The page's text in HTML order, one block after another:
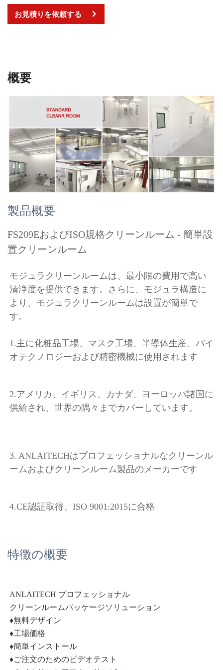
お見積りを依頼する
概要
製品概要
FS209EおよびISO規格クリーンルーム - 簡単設
置クリーンルーム
モジュラクリーンルームは、最小限の費用で高い
清浄度を提供できます。さらに、モジュラ構造に
より、モジュラクリーンルームは設置が簡単で
す。
1.主に化粧品工場、マスク工場、半導体生産、バイ
オテクノロジーおよび精密機械に使用されます
2.アメリカ、イギリス、カナダ、ヨーロッパ諸国に
供給され、世界の隅々までカバーしています。
3. ANLAITECHはプロフェッショナルなクリーンル
ームおよびクリーンルーム製品のメーカーです
4.CE認証取得、ISO 9001:2015に合格
特徴の概要
ANLAITECH プロフェッショナル
クリーンルームパッケージソリューション
♦無料デザイン
♦工場価格
♦簡単インストール
♦ご注文のためのビデオテスト